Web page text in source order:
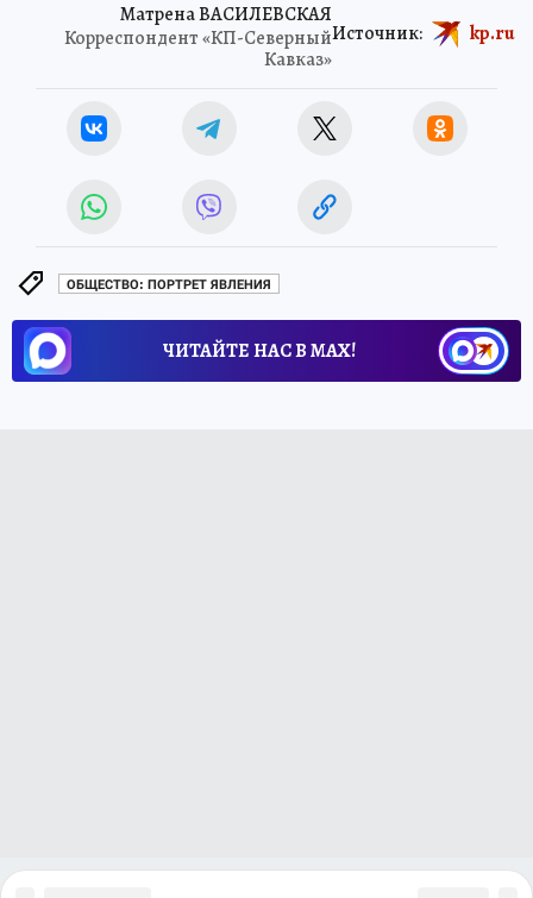
Матрена ВАСИЛЕВСКАЯ
Корреспондент «КП-Северный
Кавказ»
Источник: kp.ru
ОБЩЕСТВО: ПОРТРЕТ ЯВЛЕНИЯ
ЧИТАЙТЕ НАС В МАХ!